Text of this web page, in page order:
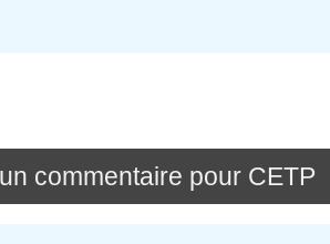
commentaire pour CETP